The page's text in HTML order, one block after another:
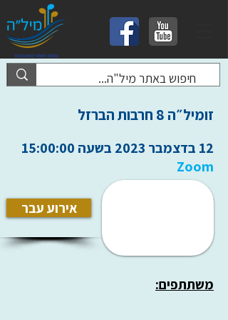
זומיל״ה 8 חרבות הברזל
12 בדצמבר 2023 בשעה 15:00:00
Zoom
אירוע עבר
משתתפים: